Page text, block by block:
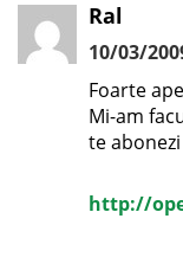
Ral
10/03/
Foarte
Mi-am
te
http://